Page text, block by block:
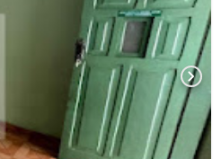
chevron_right